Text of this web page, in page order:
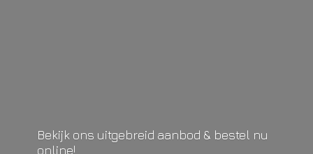
Bekijk ons uitgebreid aanbod & bestel nu
online!